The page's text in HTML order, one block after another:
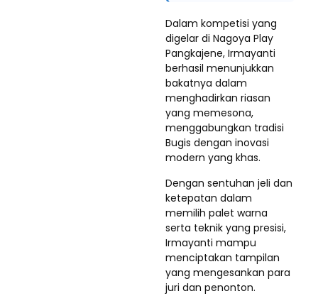
Dalam kompetisi yang
digelar di Nagoya Play
Pangkajene, Irmayanti
berhasil menunjukkan
bakatnya dalam
menghadirkan riasan
yang memesona,
menggabungkan tradisi
Bugis dengan inovasi
modern yang khas.
Dengan sentuhan jeli dan
ketepatan dalam
memilih palet warna
serta teknik yang presisi,
Irmayanti mampu
menciptakan tampilan
yang mengesankan para
juri dan penonton.